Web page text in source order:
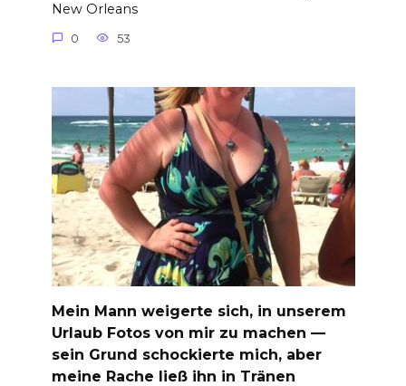
New Orleans
0 53
Mein Mann weigerte sich, in unserem
Urlaub Fotos von mir zu machen —
sein Grund schockierte mich, aber
meine Rache ließ ihn in Tränen